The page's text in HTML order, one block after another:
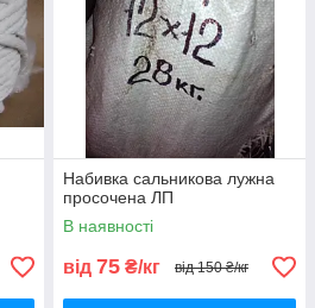
Набивка сальникова лужна
просочена ЛП
В наявності
від 75 ₴/кг від 150 ₴/кг